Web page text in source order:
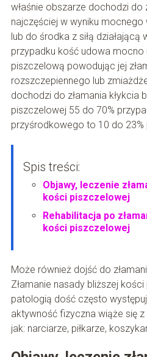
właśnie obszarze dochodzi do
najczęściej w wyniku
lub do środka z siłą
przypadku kość udowa mocno
piszczelową powodując jej
rozszczepiennego lub
dochodzi do złamania kłykcia
piszczelowej 55 do 70%
przyśrodkowego to 10 do 23%
Spis treści:
Objawy, leczenie
kości piszczelowej
Rehabilitacja po
kości piszczelowej
Może również dojść do
Złamanie nasady bliższej
patologią dość często
aktywność fizyczna wiąże się
jak: narciarze, piłkarze,